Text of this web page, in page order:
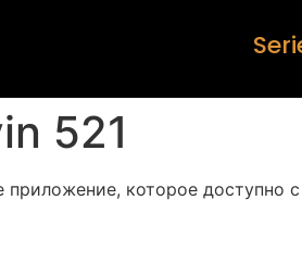
Seri
521
приложение, которое доступно